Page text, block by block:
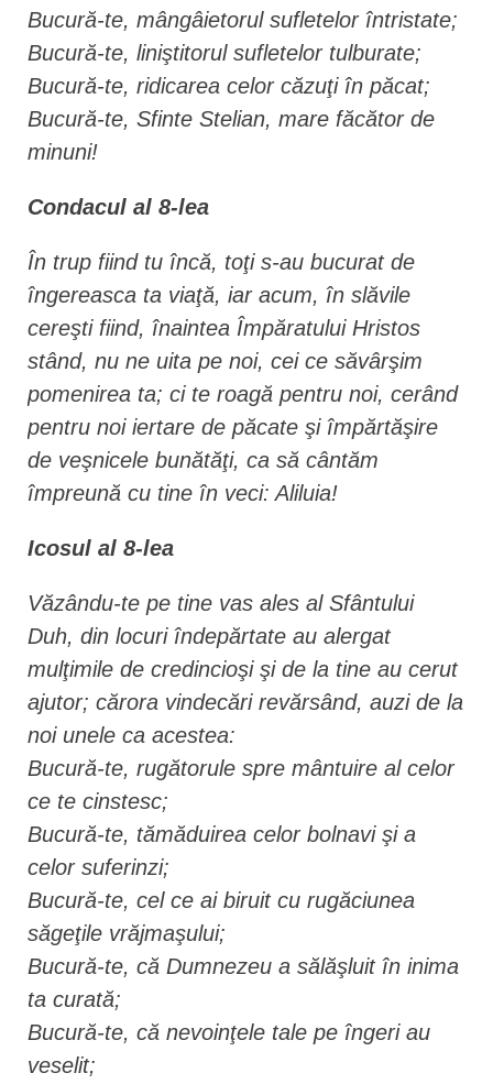
Bucură-te, mângâietorul sufletelor întristate;
Bucură-te, liniştitorul sufletelor tulburate;
Bucură-te, ridicarea celor căzuţi în păcat;
Bucură-te, Sfinte Stelian, mare făcător de
minuni!
Condacul al 8-lea
În trup fiind tu încă, toţi s-au bucurat de
îngereasca ta viaţă, iar acum, în slăvile
cereşti fiind, înaintea Împăratului Hristos
stând, nu ne uita pe noi, cei ce săvârşim
pomenirea ta; ci te roagă pentru noi, cerând
pentru noi iertare de păcate şi împărtăşire
de veşnicele bunătăţi, ca să cântăm
împreună cu tine în veci: Aliluia!
Icosul al 8-lea
Văzându-te pe tine vas ales al Sfântului
Duh, din locuri îndepărtate au alergat
mulţimile de credincioşi şi de la tine au cerut
ajutor; cărora vindecări revărsând, auzi de la
noi unele ca acestea:
Bucură-te, rugătorule spre mântuire al celor
ce te cinstesc;
Bucură-te, tămăduirea celor bolnavi şi a
celor suferinzi;
Bucură-te, cel ce ai biruit cu rugăciunea
săgeţile vrăjmaşului;
Bucură-te, că Dumnezeu a sălăşluit în inima
ta curată;
Bucură-te, că nevoinţele tale pe îngeri au
veselit;